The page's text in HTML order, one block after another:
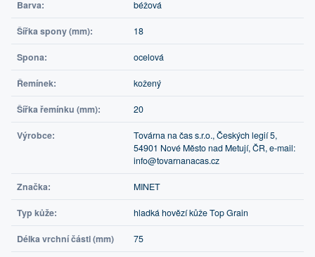
Barva: béžová
Šířka spony (mm): 18
Spona: ocelová
Řemínek: kožený
Šířka řemínku (mm): 20
Výrobce:
Továrna na čas s.r.o., Českých legií 5,
54901 Nové Město nad Metují, ČR, e-mail:
info@tovarnanacas.cz
Značka: MINET
Typ kůže: hladká hovězí kůže Top Grain
Délka vrchní části (mm) 75